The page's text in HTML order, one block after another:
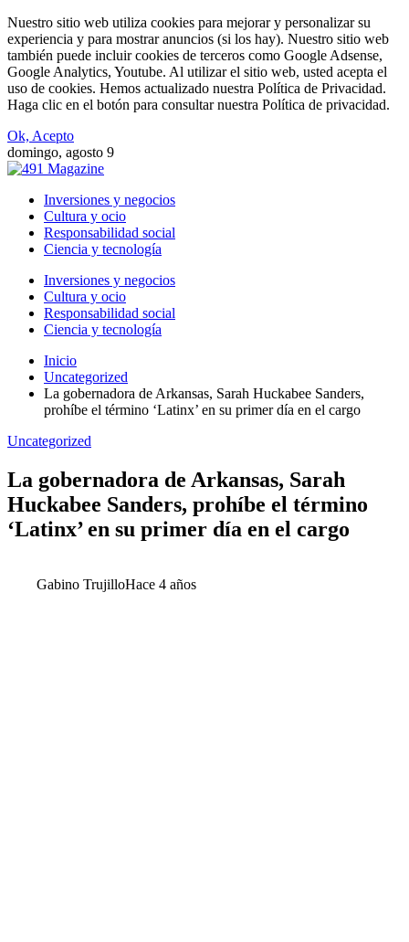
Nuestro sitio web utiliza cookies para mejorar y personalizar su
experiencia y para mostrar anuncios (si los hay). Nuestro sitio web
también puede incluir cookies de terceros como Google Adsense,
Google Analytics, Youtube. Al utilizar el sitio web, usted acepta el
uso de cookies. Hemos actualizado nuestra Política de Privacidad.
Haga clic en el botón para consultar nuestra Política de privacidad.
Ok, Acepto
domingo, agosto 9
Inversiones y negocios
Cultura y ocio
Responsabilidad social
Ciencia y tecnología
Inversiones y negocios
Cultura y ocio
Responsabilidad social
Ciencia y tecnología
Inicio
Uncategorized
La gobernadora de Arkansas, Sarah Huckabee Sanders,
prohíbe el término ‘Latinx’ en su primer día en el cargo
Uncategorized
La gobernadora de Arkansas, Sarah
Huckabee Sanders, prohíbe el término
‘Latinx’ en su primer día en el cargo
Gabino TrujilloHace 4 años